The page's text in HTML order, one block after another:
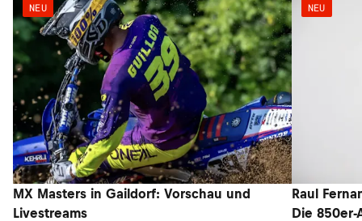
NEU
MX Masters in Gaildorf: Vorschau und
Livestreams
NEU
Raul
Die